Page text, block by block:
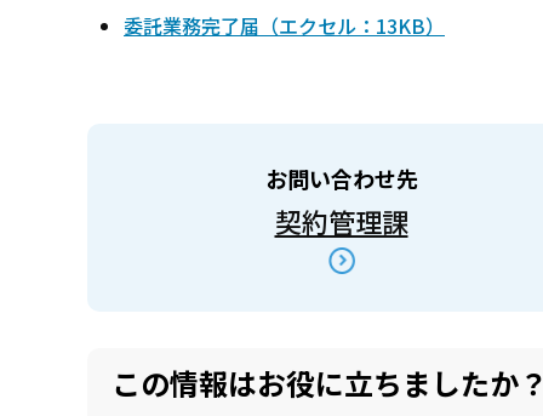
委託業務完了届（エクセル：13KB）
お問い合わせ先
契約管理課
この情報はお役に立ちましたか？